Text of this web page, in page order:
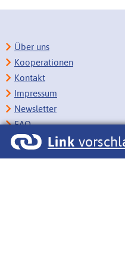
Link
Über uns
Kooperationen
Kontakt
Impressum
Newsletter
FAQ
Copyright